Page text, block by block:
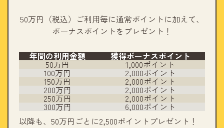
50万円（税込）ご利用毎に通常ポイントに加えて、
ポーナスポイントをプレゼント！
年間の利用金額 獲得ボーナスポイント
50万円 1,000ポイント
100万円 2,000ポイント
150万円 2,000ポイント
200万円 2,000ポイント
250万円 2,000ポイント
300万円
6,000ポイント
以降も、50万円ごとに2,500ポイントプレゼント！